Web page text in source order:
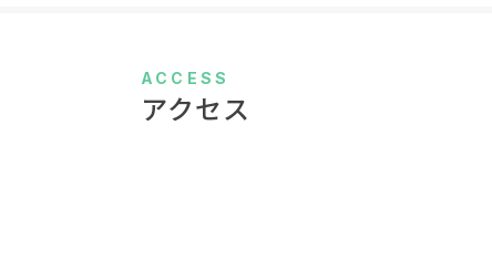
ACCESS
アクセス